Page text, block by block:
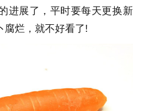
进展了，平时要每天更换新
腐烂，就不好看了!